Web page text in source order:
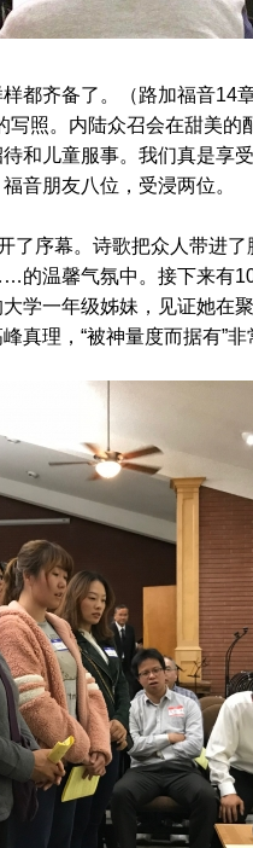
都齐备了。（路加福音14
写照。内陆众召会在甜美的
和儿童服事。我们真是享
音朋友八位，受浸两位。
了序幕。诗歌把众人带进
温馨气氛中。接下来有
学一年级姊妹，见证她在
真理，“被神量度而据有”非